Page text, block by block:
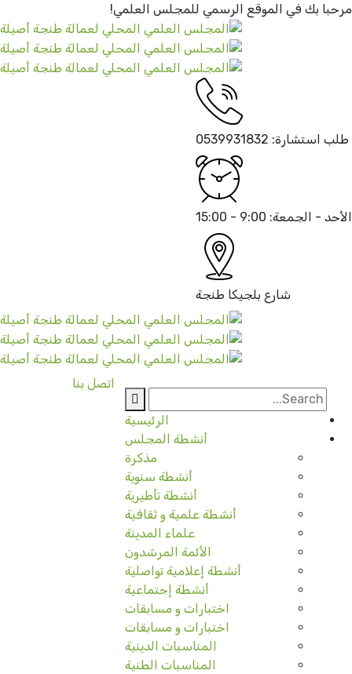
مرحبا بك في الموقع الرسمي للمجلس العلمي!
طلب استشارة: 0539931832
الأحد - الجمعة: 9:00 - 15:00
شارع بلجيكا طنجة
الرئيسية
أنشطة المجلس
مذكرة
أنشطة سنوية
أنشطة تأطيرية
أنشطة علمية و ثقافية
علماء المدينة
الأئمة المرشدون
أنشطة إعلامية تواصلية
أنشطة إجتماعية
اختبارات و مسابقات
اختبارات و مسابقات
المناسبات الدينية
المناسبات الطنية
اتصل بنا